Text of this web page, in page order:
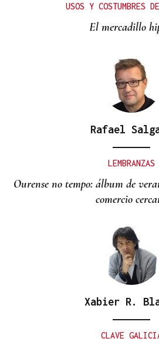
USOS Y COSTUMBRES
El mercadillo
Rafael
LEMBRANZAS
Ourense no tempo: álbum de
comercio
Xabier R.
CLAVE